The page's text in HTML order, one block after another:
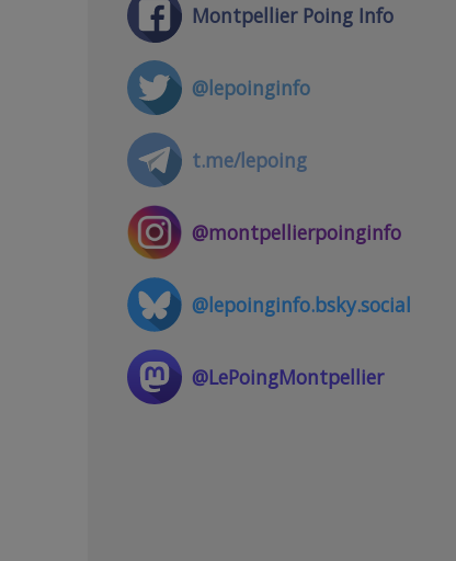
Montpellier Poing Info
@lepoinginfo
t.me/lepoing
@montpellierpoinginfo
@lepoinginfo.bsky.social
@LePoingMontpellier